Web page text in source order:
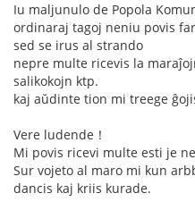
Iu maljunulo de Popola
ordinaraj tagoj neniu povis
sed se irus al strando
nepre multe ricevis la
salikokojn ktp.
kaj aŭdinte tion mi treege
Vere ludende！
Mi povis ricevi multe esti je
Sur vojeto al maro mi kun
dancis kaj kriis kurade.